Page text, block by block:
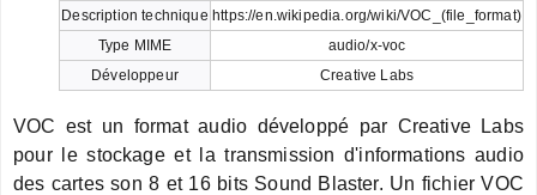
Description technique https://en.wikipedia.org/wiki/VOC_(file_format)
Type MIME
audio/x-voc
Développeur
Creative Labs
VOC est un format audio développé par Creative Labs
pour le stockage et la transmission d'informations audio
des cartes son 8 et 16 bits Sound Blaster. Un fichier VOC